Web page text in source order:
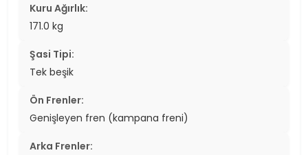
Kuru Ağırlık:
171.0 kg
Şasi Tipi:
Tek beşik
Ön Frenler:
Genişleyen fren (kampana freni)
Arka Frenler: